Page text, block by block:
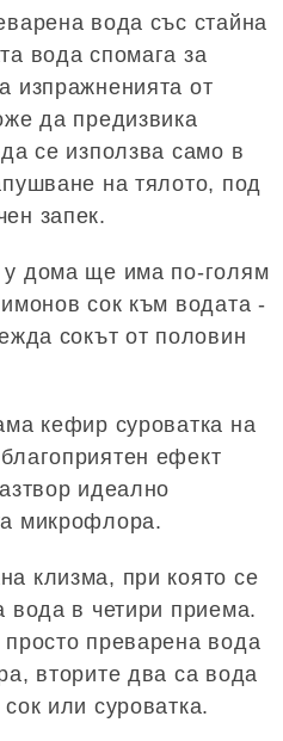
вода със стайна
вода спомага за
изпражненията от
да предизвика
се използва само в
на тялото, под
запек.
у дома ще има по-голям
сок към водата -
сокът от половин
кефир суроватка на
ефект
идеално
микрофлора.
клизма, при която се
вода в четири приема.
преварена вода
вторите два са вода
или суроватка.